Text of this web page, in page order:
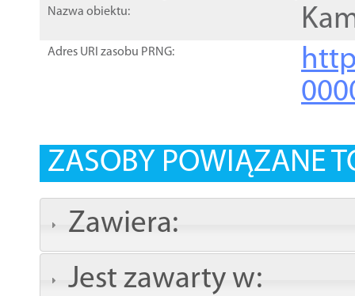
Nazwa obiektu:
Adres URI zasobu PRNG:
ZASOBY POWIĄZANE
Zawiera:
Jest zawarty w: